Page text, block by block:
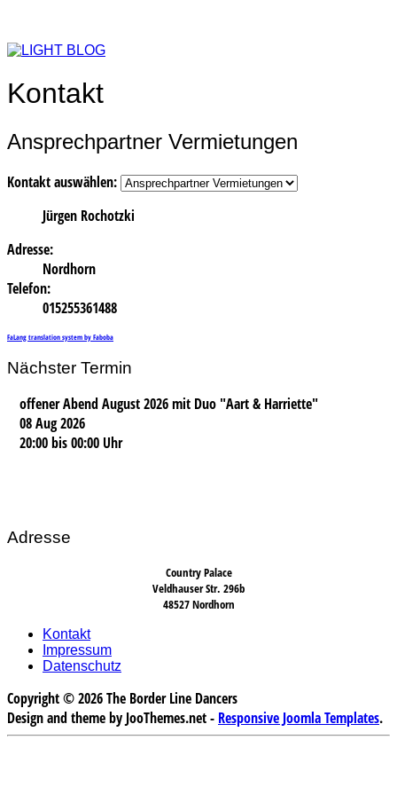
Kontakt
Ansprechpartner Vermietungen
Kontakt auswählen:
Jürgen Rochotzki
Adresse:
Nordhorn
Telefon:
015255361488
FaLang translation system by Faboba
Nächster Termin
offener Abend August 2026 mit Duo "Aart & Harriette"
08 Aug 2026
20:00bis00:00 Uhr
Adresse
Country Palace
Veldhauser Str. 296b
48527 Nordhorn
Kontakt
Impressum
Datenschutz
Copyright © 2026 The Border Line Dancers
Design and theme by JooThemes.net - Responsive Joomla Templates.